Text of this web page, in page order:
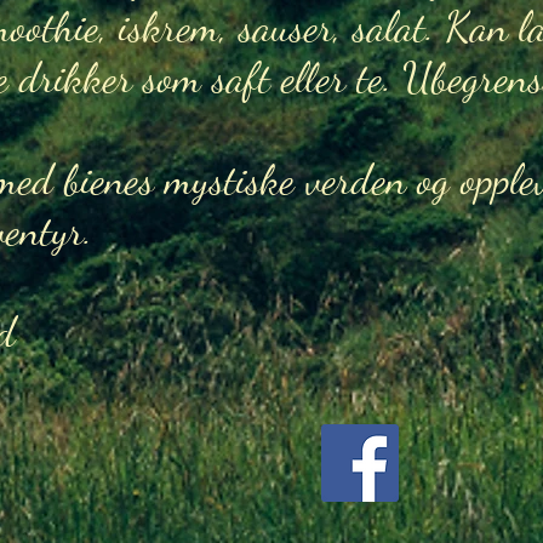
iskrem, sauser, salat. Kan
som saft eller te.
bienes mystiske verden og